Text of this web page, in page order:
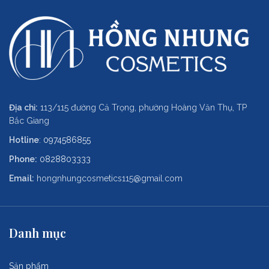
Địa chỉ: 113/115 đường Cả Trọng, phường Hoàng Văn Thụ, TP
Bắc Giang
Hotline: 0974586855
Phone: 0828803333
Email: hongnhungcosmetics115@gmail.com
Danh mục
Sản phẩm